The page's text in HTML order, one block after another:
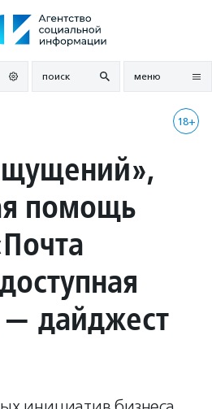
поиск меню
18+
помощь
— дайджест